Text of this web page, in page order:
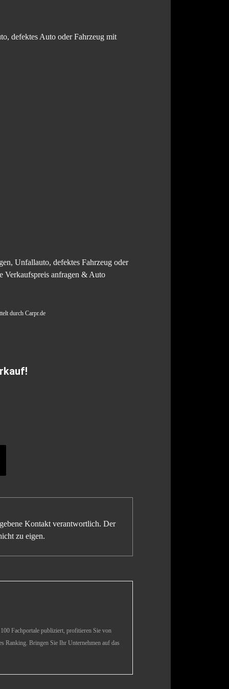
defektes Auto oder Fahrzeug mit
Unfallauto, defektes Fahrzeug oder
Verkaufspreis anfragen & Auto
durch Carpr.de
Kontakt verantwortlich. Der
zu eigen.
Fachportale publiziert, profitieren Sie von
Ranking. Bringen Sie Ihr Unternehmen auf das